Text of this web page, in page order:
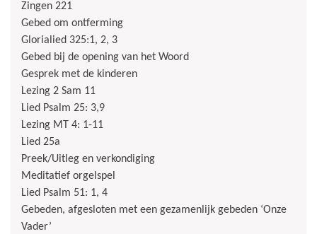
Zingen 221
Gebed om ontferming
Glorialied 325:1, 2, 3
Gebed bij de opening van het Woord
Gesprek met de kinderen
Lezing 2 Sam 11
Lied Psalm 25: 3,9
Lezing MT 4: 1-11
Lied 25a
Preek/Uitleg en verkondiging
Meditatief orgelspel
Lied Psalm 51: 1, 4
Gebeden, afgesloten met een gezamenlijk gebeden ‘Onze
Vader’